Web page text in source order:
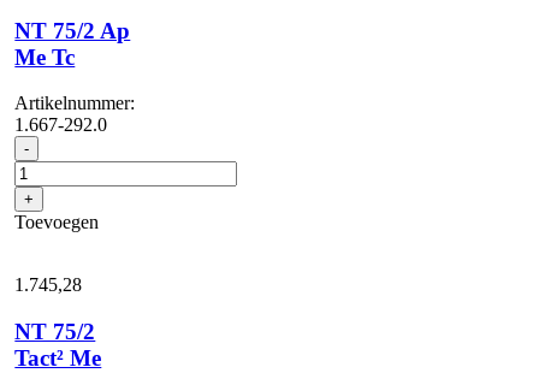
NT 75/2 Ap
Me Tc
Artikelnummer:
1.667-292.0
- NT
75/2
Ap
Me
Tc
+
Toevoegen
1.745,28
NT 75/2
Tact² Me